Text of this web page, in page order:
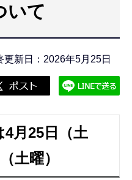
いて
更新日：2026年5月25日
月25日（土
土曜）